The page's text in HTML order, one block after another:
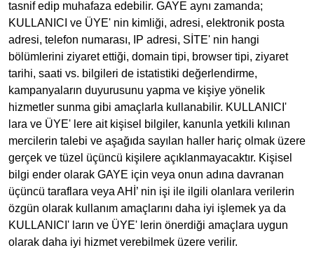
tasnif edip muhafaza edebilir. GAYE aynı zamanda;
KULLANICI ve ÜYE' nin kimliği, adresi, elektronik posta
adresi, telefon numarası, IP adresi, SİTE' nin hangi
bölümlerini ziyaret ettiği, domain tipi, browser tipi, ziyaret
tarihi, saati vs. bilgileri de istatistiki değerlendirme,
kampanyaların duyurusunu yapma ve kişiye yönelik
hizmetler sunma gibi amaçlarla kullanabilir. KULLANICI'
lara ve ÜYE' lere ait kişisel bilgiler, kanunla yetkili kılınan
mercilerin talebi ve aşağıda sayılan haller hariç olmak üzere
gerçek ve tüzel üçüncü kişilere açıklanmayacaktır. Kişisel
bilgi ender olarak GAYE için veya onun adına davranan
üçüncü taraflara veya AHİ’ nin işi ile ilgili olanlara verilerin
özgün olarak kullanım amaçlarını daha iyi işlemek ya da
KULLANICI' ların ve ÜYE' lerin önerdiği amaçlara uygun
olarak daha iyi hizmet verebilmek üzere verilir.